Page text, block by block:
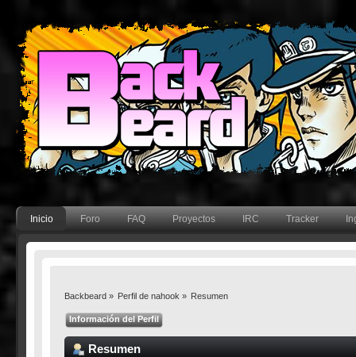
Inicio Foro FAQ Proyectos IRC Tracker
Backbeard» Perfil de nahook» Resumen
Información del Perfil
Resumen